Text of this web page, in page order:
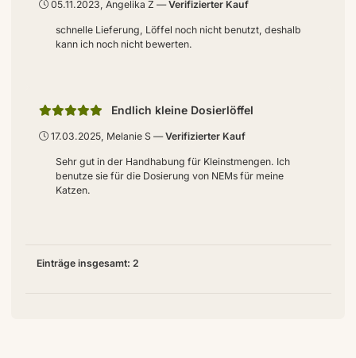
05.11.2023, Angelika Z Verifizierter Kauf
schnelle Lieferung, Löffel noch nicht benutzt, deshalb
kann ich noch nicht bewerten.
Endlich kleine Dosierlöffel
17.03.2025, Melanie S Verifizierter Kauf
Sehr gut in der Handhabung für Kleinstmengen. Ich
benutze sie für die Dosierung von NEMs für meine
Katzen.
Einträge insgesamt: 2